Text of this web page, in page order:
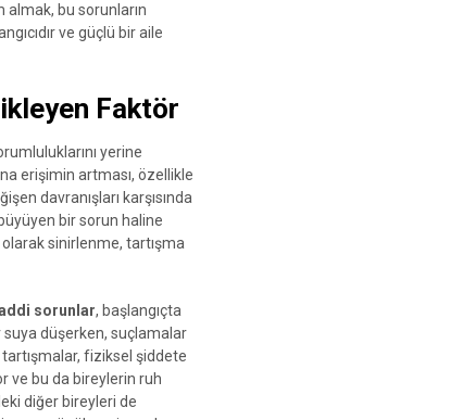
almak, bu sorunların
ve güçlü bir aile
Faktör
yerine
erişimin artması, özellikle
davranışları karşısında
bir sorun haline
sinirlenme, tartışma
sorunlar, başlangıçta
suya düşerken, suçlamalar
tartışmalar, fiziksel şiddete
ve bu da bireylerin ruh
diğer bireyleri de